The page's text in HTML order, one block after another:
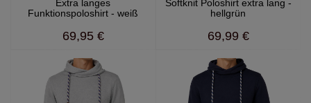
Extra langes
Funktionspoloshirt - weiß
69,95 €
Softknit Poloshirt extra lang -
hellgrün
69,99 €